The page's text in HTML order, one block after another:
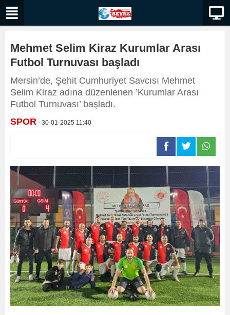
Mehmet Selim Kiraz Kurumlar Arası
Futbol Turnuvası başladı
Mersin’de, Şehit Cumhuriyet Savcısı Mehmet
Selim Kiraz adına düzenlenen ’Kurumlar Arası
Futbol Turnuvası’ başladı.
SPOR - 30-01-2025 11:40